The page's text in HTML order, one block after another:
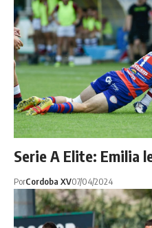
Serie A Elite: Emilia
PorCordoba XV07/04/2024